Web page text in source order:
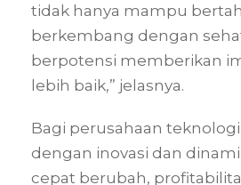
tidak hanya mampu
berkembang dengan
berpotensi memberikan
lebih baik,” jelasnya.
Bagi perusahaan
dengan inovasi dan
cepat berubah,